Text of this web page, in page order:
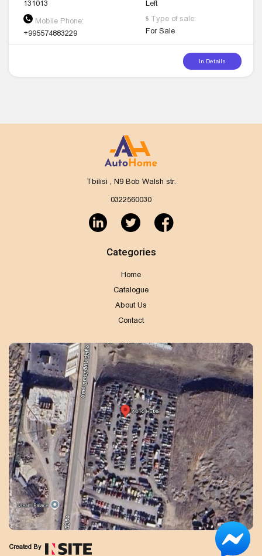
131013
Left
Mobile Phone:
+995574883229
Type of sale:
For Sale
In Details
Tbilisi , N9 Bob Walsh str.
0322560030
Categories
Home
Catalogue
About Us
Contact
Created By